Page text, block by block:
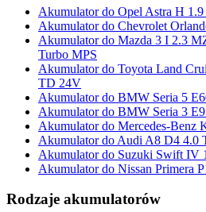
Akumulator do Opel Astra H
Akumulator do Chevrolet
Akumulator do Mazda 3 I 2.3
Turbo MPS
Akumulator do Toyota Land
TD 24V
Akumulator do BMW Seria 5
Akumulator do BMW Seria 3
Akumulator do Mercedes-Benz
Akumulator do Audi A8 D4 4.0
Akumulator do Suzuki Swift IV
Akumulator do Nissan Primera
Rodzaje akumulatorów